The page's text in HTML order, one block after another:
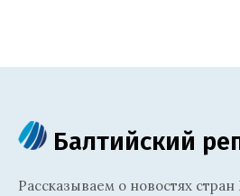
Балтийский
Рассказываем о новостях